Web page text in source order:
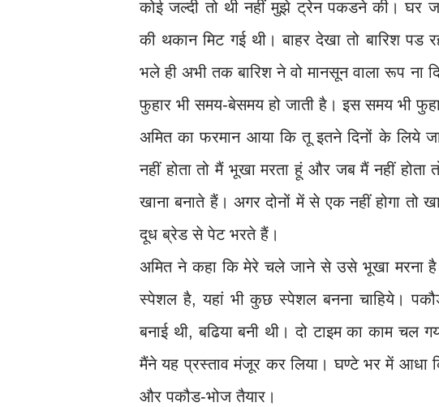
कोई जल्दी तो थी नहीं मुझे ट्रेन पकडने की। घर
की थकान मिट गई थी। बाहर देखा तो बारिश पड
भले ही अभी तक बारिश ने वो मानसून वाला रूप ना
फुहार भी समय-बेसमय हो जाती है। इस समय भी
अमित का फरमान आया कि तू इतने दिनों के लिये
नहीं होता तो मैं भूखा मरता हूं और जब मैं नहीं होता
खाना बनाते हैं। अगर दोनों में से एक नहीं होगा तो
दूध ब्रेड से पेट भरते हैं।
अमित ने कहा कि मेरे चले जाने से उसे भूखा मरना
स्पेशल है, यहां भी कुछ स्पेशल बनना चाहिये।
बनाई थी, बढिया बनी थी। दो टाइम का काम चल
मैंने यह प्रस्ताव मंजूर कर लिया। घण्टे भर में आधा
और पकौड-भोज तैयार।